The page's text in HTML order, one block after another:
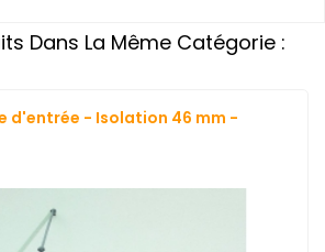
Dans La Même Catégorie :
d'entrée - Isolation 46 mm -